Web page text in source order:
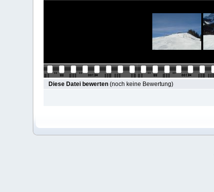
Diese Datei bewerten(noch keine Bewertung)